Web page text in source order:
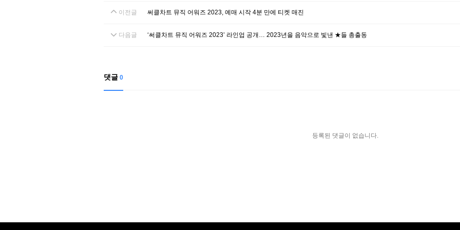
이전글 써클차트 뮤직 어워즈 2023, 예매 시작 4분 만에 티켓 매진
다음글 ‘써클차트 뮤직 어워즈 2023’ 라인업 공개… 2023년을 음악으로 빛낸 ★들 총출동
댓글 0
등록된 댓글이 없습니다.